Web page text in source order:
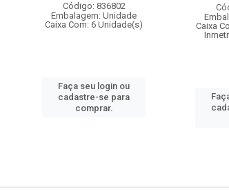
Código: 836802
Embalagem: Unidade
Caixa Com: 6 Unidade(s)
Faça seu login ou
cadastre-se para
comprar.
Caixa